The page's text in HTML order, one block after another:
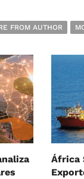
FROM AUTHOR
África